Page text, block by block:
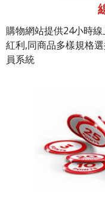
購物網站提供24小時
紅利,同商品多樣規格
員系統